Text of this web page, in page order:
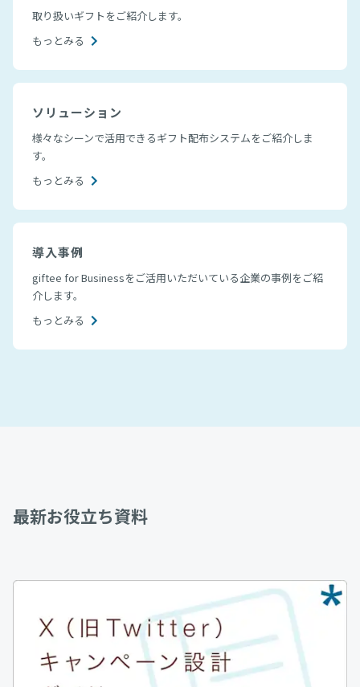
取り扱いギフトをご紹介します。
もっとみる
ソリューション
様々なシーンで活用できるギフト配布システムをご紹介しま
す。
もっとみる
導入事例
giftee for Businessをご活用いただいている企業の事例をご紹
介します。
もっとみる
最新お役立ち資料